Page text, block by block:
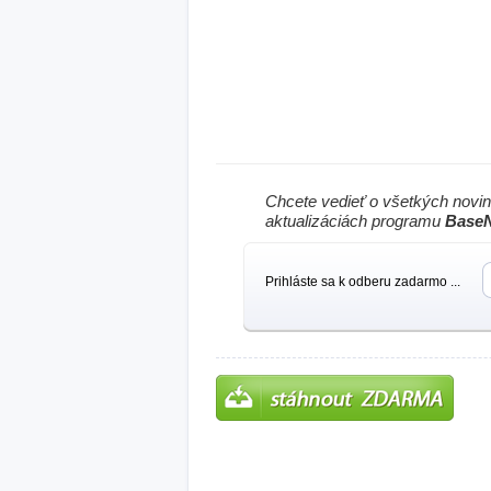
Chcete vedieť o všetkých
aktualizáciách programu
Prihláste sa k odberu zadarmo ...